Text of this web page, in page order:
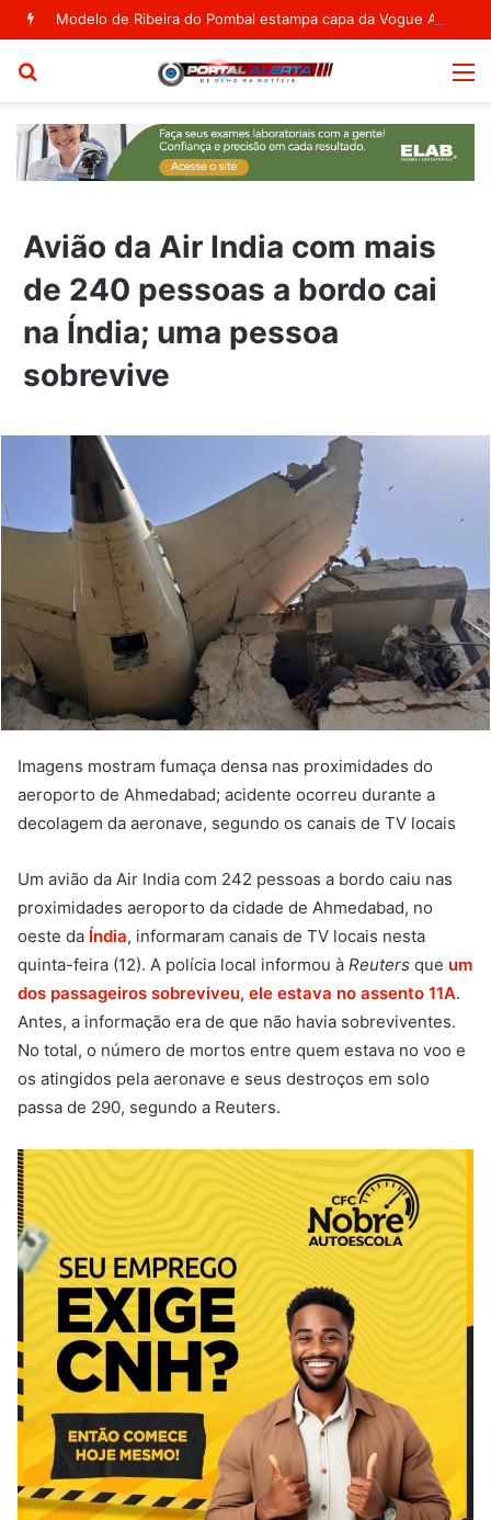
Avião da Air India com mais
de 240 pessoas a bordo cai
na Índia; uma pessoa
sobrevive
Imagens mostram fumaça densa nas proximidades do
aeroporto de Ahmedabad; acidente ocorreu durante a
decolagem da aeronave, segundo os canais de TV locais
Um avião da Air India com 242 pessoas a bordo caiu nas
proximidades aeroporto da cidade de Ahmedabad, no
oeste da Índia, informaram canais de TV locais nesta
quinta-feira (12). A polícia local informou à Reuters que um
dos passageiros sobreviveu, ele estava no assento 11A.
Antes, a informação era de que não havia sobreviventes.
No total, o número de mortos entre quem estava no voo e
os atingidos pela aeronave e seus destroços em solo
passa de 290, segundo a Reuters.